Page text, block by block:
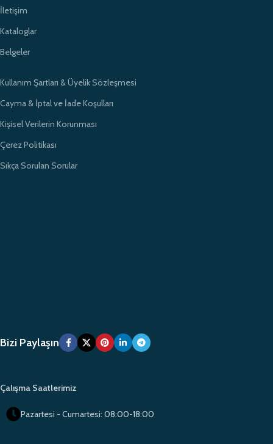
İletişim
Kataloglar
Belgeler
Kullanım Şartları & Üyelik Sözleşmesi
Cayma & İptal ve İade Koşulları
Kişisel Verilerin Korunması
Çerez Politikası
Sıkça Sorulan Sorular
Bizi Paylaşın
Çalışma Saatlerimiz
Pazartesi - Cumartesi: 08:00-18:00